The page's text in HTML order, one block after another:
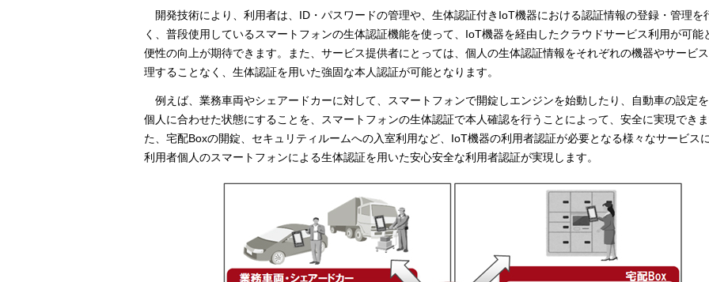
開発技術により、利用者は、ID・パスワードの管理や、生体認証付きIoT機器における認証情報の登録・管理を
く、普段使用しているスマートフォンの生体認証機能を使って、IoT機器を経由したクラウドサービス利用が可能
便性の向上が期待できます。また、サービス提供者にとっては、個人の生体認証情報をそれぞれの機器やサービ
理することなく、生体認証を用いた強固な本人認証が可能となります。
例えば、業務車両やシェアードカーに対して、スマートフォンで開錠しエンジンを始動したり、自動車の設定
個人に合わせた状態にすることを、スマートフォンの生体認証で本人確認を行うことによって、安全に実現でき
た、宅配Boxの開錠、セキュリティルームへの入室利用など、IoT機器の利用者認証が必要となる様々なサービスに
利用者個人のスマートフォンによる生体認証を用いた安心安全な利用者認証が実現します。